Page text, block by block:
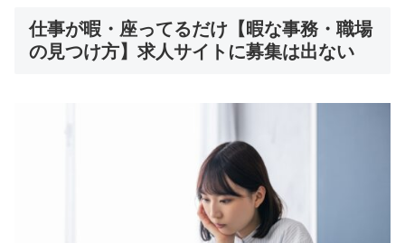
仕事が暇・座ってるだけ【暇な事務・職場
の見つけ方】求人サイトに募集は出ない